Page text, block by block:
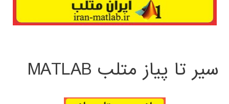
سیر تا پیاز متلب MATLAB